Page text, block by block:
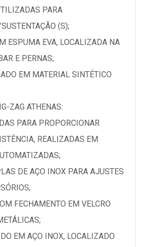
PARA
(S);
ESPUMA EVA, LOCALIZADA NA
E PERNAS;
EM MATERIAL SINTÉTICO
ZAG ATHENAS:
PARA PROPORCIONAR
REALIZADAS EM
DE AÇO INOX PARA AJUSTES
FECHAMENTO EM VELCRO
EM AÇO INOX, LOCALIZADO